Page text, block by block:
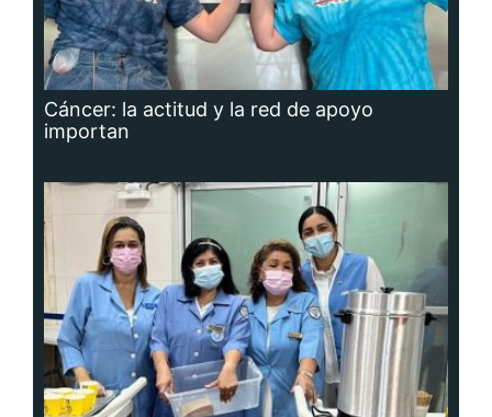
Cáncer: la actitud y la red de apoyo
importan